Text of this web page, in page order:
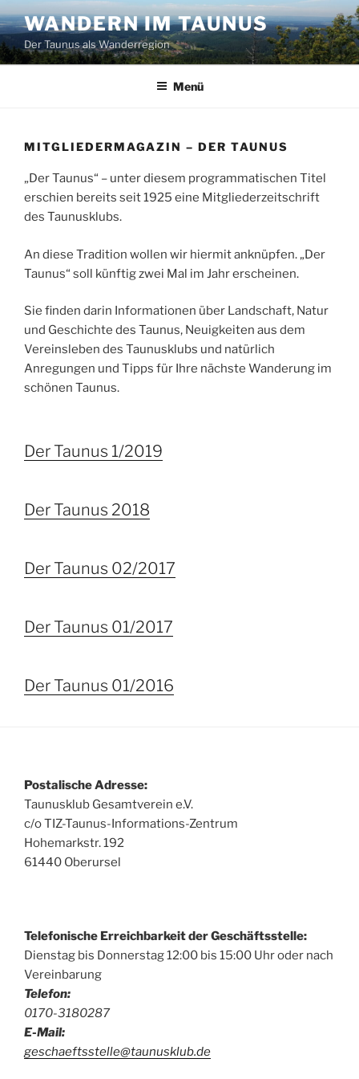
Inhalt
springen
WANDERN IM TAUNUS
Der Taunus als Wanderregion
Menü
MITGLIEDERMAGAZIN – DER TAUNUS
„Der Taunus“ – unter diesem programmatischen Titel
erschien bereits seit 1925 eine Mitgliederzeitschrift
des Taunusklubs.
An diese Tradition wollen wir hiermit anknüpfen. „Der
Taunus“ soll künftig zwei Mal im Jahr erscheinen.
Sie finden darin Informationen über Landschaft, Natur
und Geschichte des Taunus, Neuigkeiten aus dem
Vereinsleben des Taunusklubs und natürlich
Anregungen und Tipps für Ihre nächste Wanderung im
schönen Taunus.
Der Taunus 1/2019
Der Taunus 2018
Der Taunus 02/2017
Der Taunus 01/2017
Der Taunus 01/2016
Postalische Adresse:
Taunusklub Gesamtverein e.V.
c/o TIZ-Taunus-Informations-Zentrum
Hohemarkstr. 192
61440 Oberursel
Telefonische Erreichbarkeit der Geschäftsstelle:
Dienstag bis Donnerstag 12:00 bis 15:00 Uhr oder nach
Vereinbarung
Telefon:
0170-3180287
E-Mail:
geschaeftsstelle@taunusklub.de